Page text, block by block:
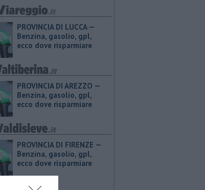
PROVINCIA DI LUCCA — ​
Benzina, gasolio, gpl,
ecco dove risparmiare
PROVINCIA DI AREZZO — ​
Benzina, gasolio, gpl,
ecco dove risparmiare
PROVINCIA DI FIRENZE — ​
Benzina, gasolio, gpl,
ecco dove risparmiare